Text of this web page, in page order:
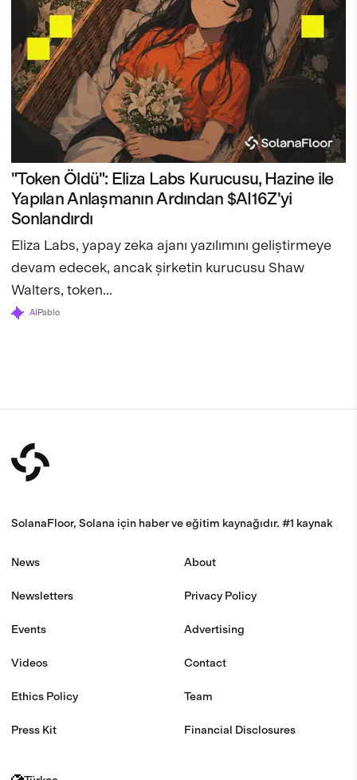
"Token Öldü": Eliza Labs Kurucusu, Hazine ile
Yapılan Anlaşmanın Ardından $AI16Z'yi
Sonlandırdı
Eliza Labs, yapay zeka ajanı yazılımını geliştirmeye
devam edecek, ancak şirketin kurucusu Shaw
Walters, token...
AI Pablo
SolanaFloor, Solana için haber ve eğitim kaynağıdır. #1 kaynak
News
Newsletters
Events
Videos
Ethics Policy
Press Kit
About
Privacy Policy
Advertising
Contact
Team
Financial Disclosures